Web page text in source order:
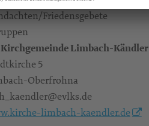
Friedensgebete
Limbach-Kändler
5
Oberfrohna
limbach-kaendler.de